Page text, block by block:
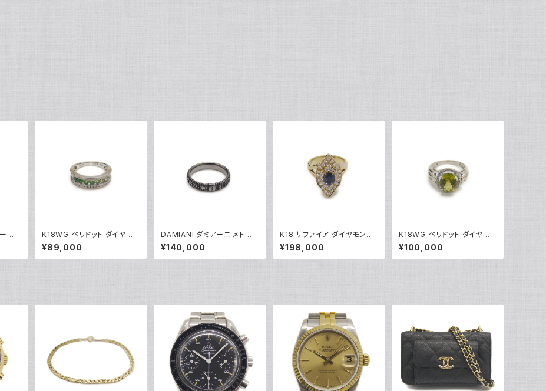
ア
グ
K18WG ペリドット ダイヤモ
ンド デザインリング 18金 ホ
ワイトゴールド 指輪 12号 Y0
5244
¥89,000
DAMIANI ダミアーニ メトロ
ポリタンドリーム 1Pダイヤモ
ンド リング K18WG 18金 指
輪 17号 Y05256
¥140,000
K18 サファイア ダイヤモンド
デザインリング 18金 指輪 12
号 Y05246
¥198,000
K18WG ペリドット ダイヤモ
ンド デザインリング 18金 ホ
ワイトゴールド 指輪 9号 Y04
916
¥100,000